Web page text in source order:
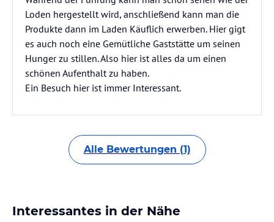
Loden hergestellt wird, anschließend kann man die
Produkte dann im Laden Käuflich erwerben. Hier gigt
es auch noch eine Gemütliche Gaststätte um seinen
Hunger zu stillen. Also hier ist alles da um einen
schönen Aufenthalt zu haben.
Ein Besuch hier ist immer Interessant.
Alle Bewertungen (1)
Interessantes in der Nähe